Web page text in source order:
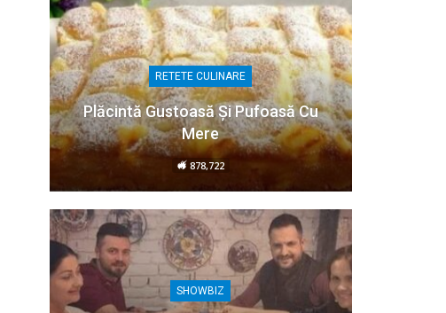
RETETE CULINARE
Plăcintă Gustoasă Și Pufoasă Cu
Mere
878,722
SHOWBIZ